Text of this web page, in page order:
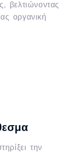
βελτιώνοντας
οργανική
την